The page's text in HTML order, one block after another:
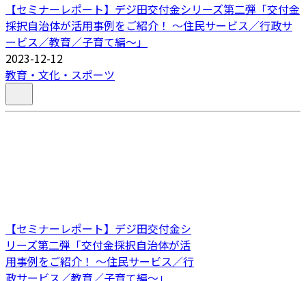
【セミナーレポート】デジ田交付金シリーズ第二弾「交付金
採択自治体が活用事例をご紹介！ ～住民サービス／行政サ
ービス／教育／子育て編～」
2023-12-12
教育・文化・スポーツ
【セミナーレポート】デジ田交付金シ
リーズ第二弾「交付金採択自治体が活
用事例をご紹介！ ～住民サービス／行
政サービス／教育／子育て編～」